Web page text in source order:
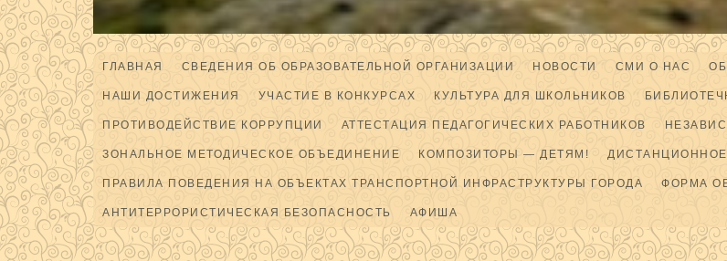
ГЛАВНАЯ СВЕДЕНИЯ ОБ ОБРАЗОВАТЕЛЬНОЙ ОРГАНИЗАЦИИ НОВОСТИ СМИ О НАС
НАШИ ДОСТИЖЕНИЯ УЧАСТИЕ В КОНКУРСАХ КУЛЬТУРА ДЛЯ ШКОЛЬНИКОВ
ПРОТИВОДЕЙСТВИЕ КОРРУПЦИИ АТТЕСТАЦИЯ ПЕДАГОГИЧЕСКИХ РАБОТНИКОВ
ЗОНАЛЬНОЕ МЕТОДИЧЕСКОЕ ОБЪЕДИНЕНИЕ КОМПОЗИТОРЫ — ДЕТЯМ!
ПРАВИЛА ПОВЕДЕНИЯ НА ОБЪЕКТАХ ТРАНСПОРТНОЙ ИНФРАСТРУКТУРЫ ГОРОДА ФОРМА
АНТИТЕРРОРИСТИЧЕСКАЯ БЕЗОПАСНОСТЬ АФИША